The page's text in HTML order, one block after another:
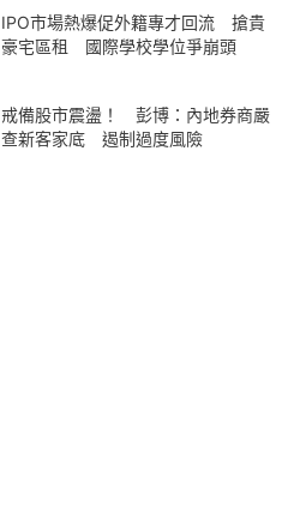
IPO市場熱爆促外籍專才回流 搶貴
豪宅區租 國際學校學位爭崩頭
戒備股市震盪！ 彭博：內地券商嚴
查新客家底 遏制過度風險